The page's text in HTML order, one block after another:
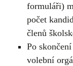
formuláři)
počet
členů
Po
volební